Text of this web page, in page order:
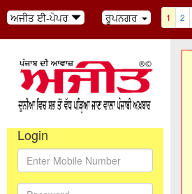
ਅਜੀਤ ਈ-ਪੇਪਰ ਰੂਪਨਗਰ 1 2
Login